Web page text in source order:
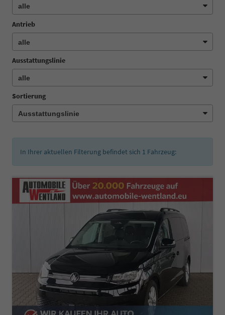
Antrieb
Ausstattungslinie
Sortierung
In Ihrer aktuellen Filterung befindet sich 1 Fahrzeug: